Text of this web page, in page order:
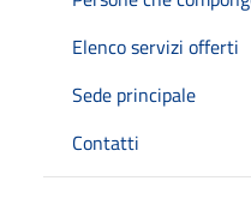
Elenco servizi offerti
Sede principale
Contatti